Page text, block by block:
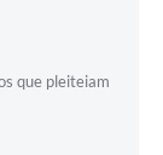
que pleiteiam